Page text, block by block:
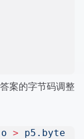
案的字节码调整
> p5.byte